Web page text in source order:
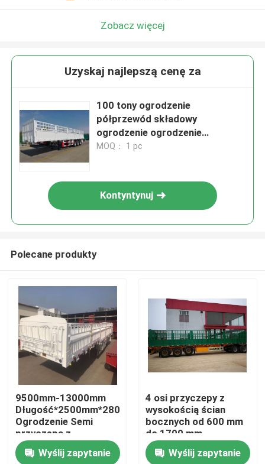
Dom
Zobacz więcej
Uzyskaj najlepszą cenę za
100 tony ogrodzenie
półprzewód składowy
ogrodzenie ogrodzenie
ładunkowy pojazd transportowy
MOQ： 1 pc
Kontyntynuj
Polecane produkty
9500mm-13000mm
Długość*2500mm*2800mm
Ogrodzenie Semi
przyczepa z
mechanicznym
zawieszeniem
Wyślij zapytanie
4 osi przyczepy z
wysokością ścian
bocznych od 600 mm
do 1700 mm
Wyślij zapytanie